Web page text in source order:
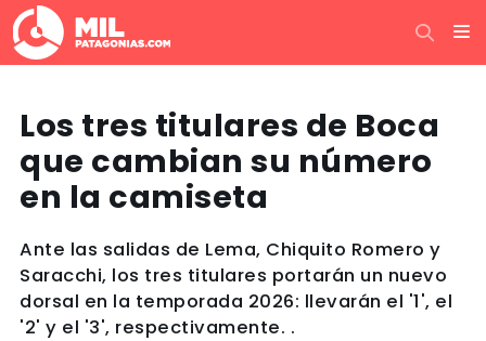
Los tres titulares de Boca
que cambian su número
en la camiseta
Ante las salidas de Lema, Chiquito Romero y
Saracchi, los tres titulares portarán un nuevo
dorsal en la temporada 2026: llevarán el '1', el
'2' y el '3', respectivamente. .